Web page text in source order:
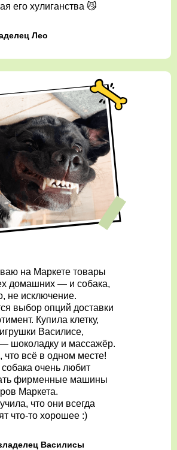
его хулиганства 😼
Лео
на Маркете товары
домашних — и собака,
не исключение.
выбор опций доставки
Купила клетку,
Василисе,
шоколадку и массажёр.
что всё в одном месте!
собака очень любит
фирменные машины
Маркета.
что они всегда
что-то хорошее :)
Василисы